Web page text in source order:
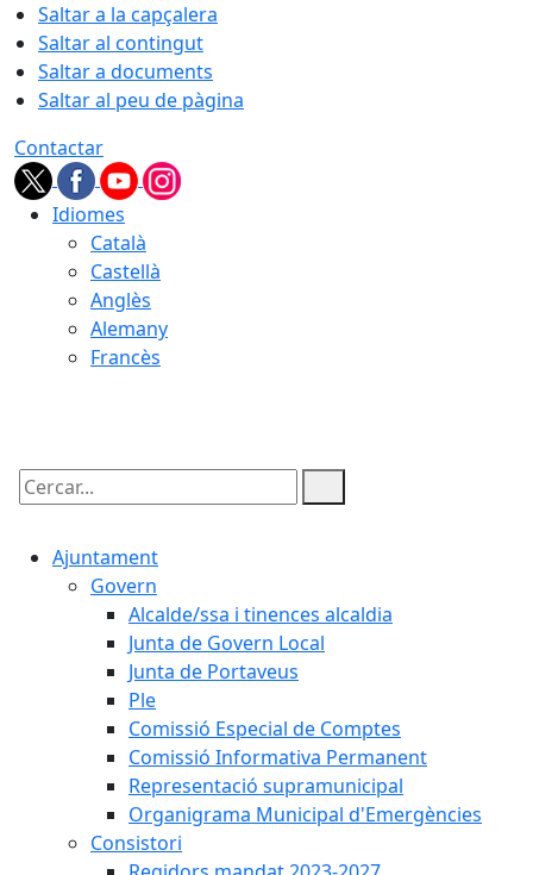
Saltar a la capçalera
Saltar al contingut
Saltar a documents
Saltar al peu de pàgina
Contactar
Idiomes
Català
Castellà
Anglès
Alemany
Francès
Cercar:
Ajuntament
Govern
Alcalde/ssa i tinences alcaldia
Junta de Govern Local
Junta de Portaveus
Ple
Comissió Especial de Comptes
Comissió Informativa Permanent
Representació supramunicipal
Organigrama Municipal d'Emergències
Consistori